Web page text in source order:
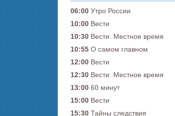
06:00 Утро России
10:00 Вести
10:30 Вести. Местное время
10:55 О самом главном
12:00 Вести
12:30 Вести. Местное время
13:00 60 минут
15:00 Вести
15:30 Тайны следствия